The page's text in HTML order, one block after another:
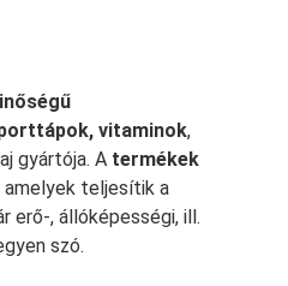
vitaminok,
gyártója. A termékek
amelyek teljesítik a
erő-, állóképességi, ill.
szó.